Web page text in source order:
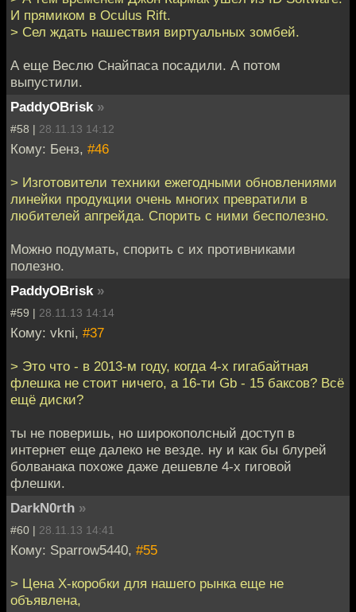
И прямиком в Oculus Rift.
> Сел ждать нашествия виртуальных зомбей.
А еще Веслю Снайпаса посадили. А потом
выпустили.
PaddyOBrisk »
#58 | 28.11.13 14:12
Кому: Бенз, #46
> Изготовители техники ежегодными обновлениями
линейки продукции очень многих превратили в
любителей апгрейда. Спорить с ними бесполезно.
Можно подумать, спорить с их противниками
полезно.
PaddyOBrisk »
#59 | 28.11.13 14:14
Кому: vkni, #37
> Это что - в 2013-м году, когда 4-х гигабайтная
флешка не стоит ничего, а 16-ти Gb - 15 баксов? Всё
ещё диски?
ты не поверишь, но широкополсный доступ в
интернет еще далеко не везде. ну и как бы блурей
болванака похоже даже дешевле 4-х гиговой
флешки.
DarkN0rth »
#60 | 28.11.13 14:41
Кому: Sparrow5440, #55
> Цена Х-коробки для нашего рынка еще не
объявлена,